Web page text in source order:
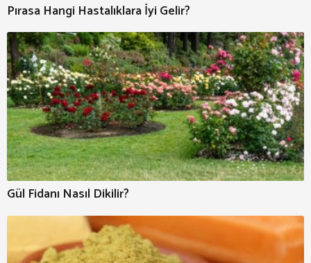
Pırasa Hangi Hastalıklara İyi Gelir?
Gül Fidanı Nasıl Dikilir?